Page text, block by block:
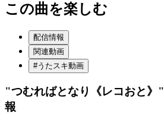
この曲を楽しむ
配信情報
関連動画
#うたスキ動画
"つむればとなり《レコおと》"
報